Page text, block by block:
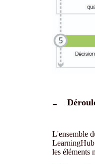
L'ensemble
les éléments